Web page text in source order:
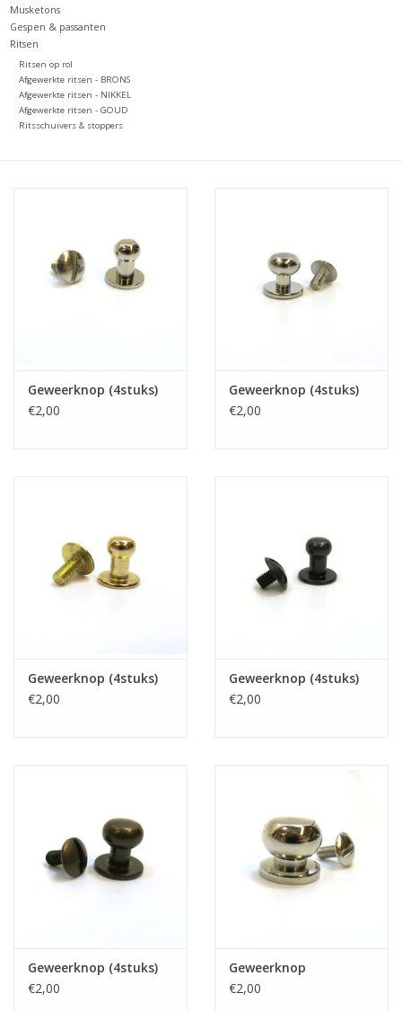
Musketons
Gespen & passanten
Ritsen
Ritsen op rol
Afgewerkte ritsen - BRONS
Afgewerkte ritsen - NIKKEL
Afgewerkte ritsen - GOUD
Ritsschuivers & stoppers
Geweerknop (4stuks)
€2,00
Geweerknop (4stuks)
€2,00
Geweerknop (4stuks)
€2,00
Geweerknop (4stuks)
€2,00
Geweerknop (4stuks)
€2,00
Geweerknop
€2,00